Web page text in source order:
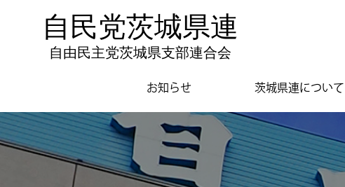
自民党茨城県連
自由民主党茨城県支部連合会
お知らせ 茨城県連について